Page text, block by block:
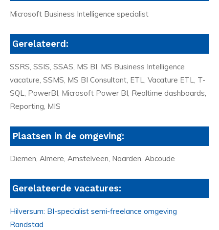
Microsoft Business Intelligence specialist
Gerelateerd:
SSRS, SSIS, SSAS, MS BI, MS Business Intelligence
vacature, SSMS, MS BI Consultant, ETL, Vacature ETL, T-
SQL, PowerBI, Microsoft Power BI, Realtime dashboards,
Reporting, MIS
Plaatsen in de omgeving:
Diemen, Almere, Amstelveen, Naarden, Abcoude
Gerelateerde vacatures:
Hilversum: BI-specialist semi-freelance omgeving
Randstad